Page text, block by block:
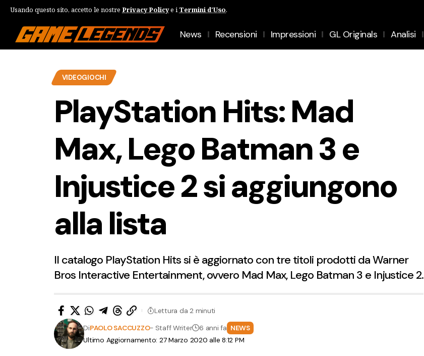
Usando questo sito, accetto le nostre Privacy Policye i Termini d'Uso.
News Recensioni Impressioni GL Originals Analisi
VIDEOGIOCHI
PlayStation Hits: Mad
Max, Lego Batman 3 e
Injustice 2 si aggiungono
alla lista
Il catalogo PlayStation Hits si è aggiornato con tre titoli prodotti da Warner
Bros Interactive Entertainment, ovvero Mad Max, Lego Batman 3 e Injustice 2.
Ultimo Aggiornamento: 27 Marzo 2020 alle 8:12 PM
DiPAOLO SACCUZZO- Staff Writer 6 anni fa NEWS
Lettura da 2 minuti